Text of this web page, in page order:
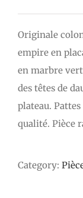
Originale
empire en
en marbre
des têtes de
plateau.
qualité. Pièce
Category: